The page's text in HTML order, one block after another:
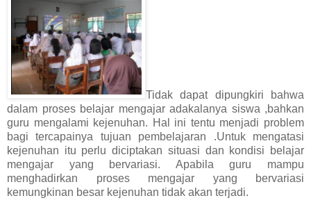
Tidak dapat dipungkiri bahwa
dalam proses belajar mengajar adakalanya siswa ,bahkan
guru mengalami kejenuhan. Hal ini tentu menjadi problem
bagi tercapainya tujuan pembelajaran .Untuk mengatasi
kejenuhan itu perlu diciptakan situasi dan kondisi belajar
mengajar yang bervariasi. Apabila guru mampu
menghadirkan proses mengajar yang bervariasi
kemungkinan besar kejenuhan tidak akan terjadi.